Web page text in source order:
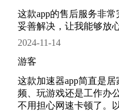
这款app的售后服务非
妥善解决，让我能够放
2024-11-14
游客
这款加速器app简直是
频、玩游戏还是工作办
不用担心网速卡顿了。